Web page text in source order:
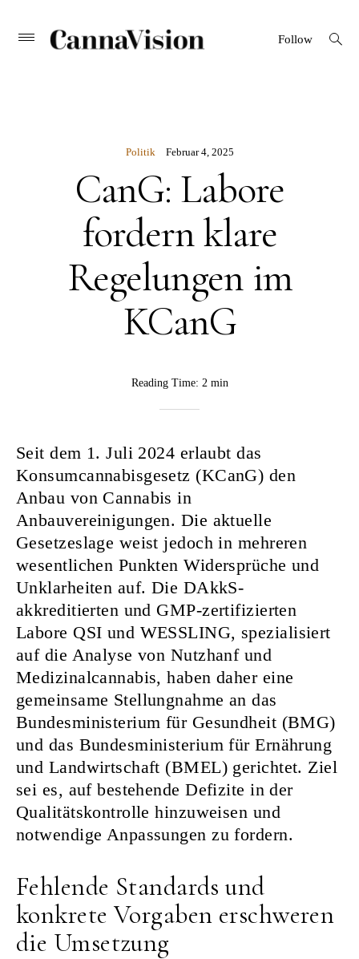
Skip Primary
Menu
CANNAVISION
Follow
open
search
Politik Februar 4, 2025
CanG: Labore
fordern klare
Regelungen im
KCanG
Reading Time: 2 min
Seit dem 1. Juli 2024 erlaubt das
Konsumcannabisgesetz (KCanG) den
Anbau von Cannabis in
Anbauvereinigungen. Die aktuelle
Gesetzeslage weist jedoch in mehreren
wesentlichen Punkten Widersprüche und
Unklarheiten auf. Die DAkkS-
akkreditierten und GMP-zertifizierten
Labore QSI und WESSLING, spezialisiert
auf die Analyse von Nutzhanf und
Medizinalcannabis, haben daher eine
gemeinsame Stellungnahme an das
Bundesministerium für Gesundheit (BMG)
und das Bundesministerium für Ernährung
und Landwirtschaft (BMEL) gerichtet. Ziel
sei es, auf bestehende Defizite in der
Qualitätskontrolle hinzuweisen und
notwendige Anpassungen zu fordern.
Fehlende Standards und
konkrete Vorgaben erschweren
die Umsetzung